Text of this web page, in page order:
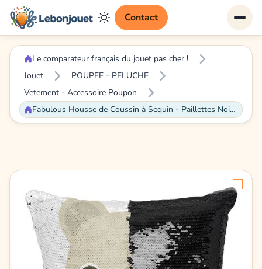
Contact
Le comparateur français du jouet pas cher !
Jouet
POUPEE - PELUCHE
Vetement - Accessoire Poupon
Fabulous Housse de Coussin à Sequin - Paillettes Noir Ourson En Peluche Dessin Mignon [40 x 40 cm]